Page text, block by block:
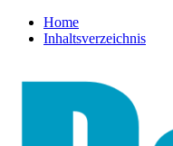
Home
Inhaltsverzeichnis